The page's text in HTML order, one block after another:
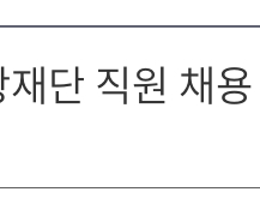
단 직원 채